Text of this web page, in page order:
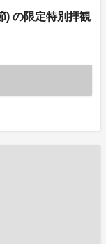
) の限定特別拝観